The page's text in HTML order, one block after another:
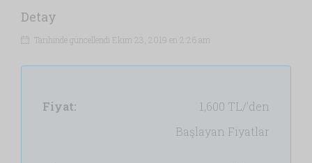
Detay
Tarihinde güncellendi Ekim 23, 2019 en 2:26 am
Fiyat:
1,600 TL/'den
Başlayan Fiyatlar